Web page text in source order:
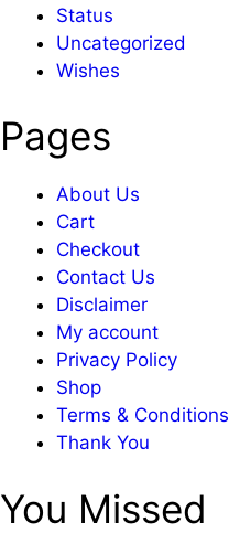
Status
Uncategorized
Wishes
Pages
About Us
Cart
Checkout
Contact Us
Disclaimer
My account
Privacy Policy
Shop
Terms & Conditions
Thank You
You Missed